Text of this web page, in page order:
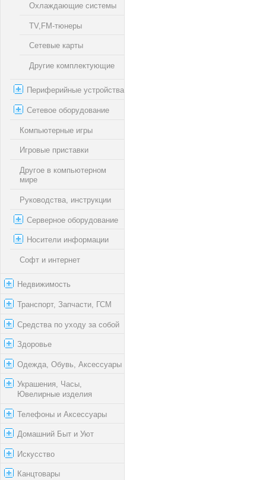
Охлаждающие системы
TV,FM-тюнеры
Сетевые карты
Другие комплектующие
Периферийные устройства
Сетевое оборудование
Компьютерные игры
Игровые приставки
Другое в компьютерном
мире
Руководства, инструкции
Серверное оборудование
Носители информации
Софт и интернет
Недвижимость
Транспорт, Запчасти, ГСМ
Средства по уходу за собой
Здоровье
Одежда, Обувь, Аксессуары
Украшения, Часы,
Ювелирные изделия
Телефоны и Аксессуары
Домашний Быт и Уют
Искусство
Канцтовары